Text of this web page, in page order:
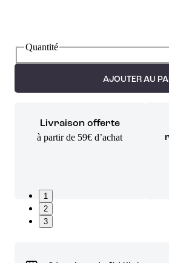
Quantité
AJOUTER AU
Livraison offerte
à partir de 59€ d’achat
1
2
3